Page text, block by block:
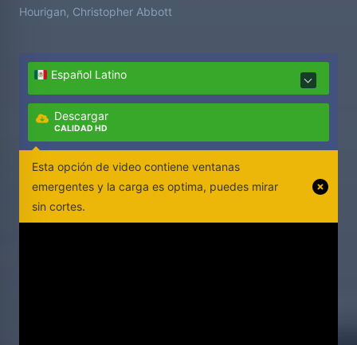
Hourigan, Christopher Abbott
Español Latino
Descargar
CALIDAD HD
Esta opción de video contiene ventanas
emergentes y la carga es optima, puedes mirar
sin cortes.